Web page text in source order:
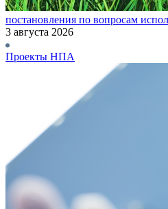
постановления по вопросам
3 августа 2026
Проекты НПА